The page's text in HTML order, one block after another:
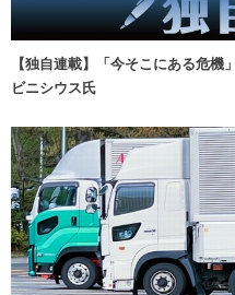
【独自連載】「今そこにある危
ビニシウス氏